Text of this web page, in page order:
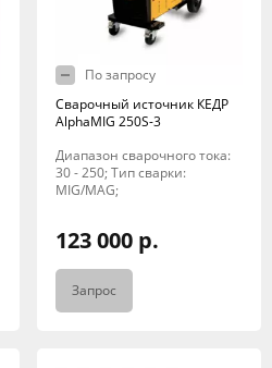
По запросу
Сварочный источник КЕДР
AlphaMIG 250S-3
Диапазон сварочного тока:
30 - 250; Тип сварки:
MIG/MAG;
123 000 р.
Запрос